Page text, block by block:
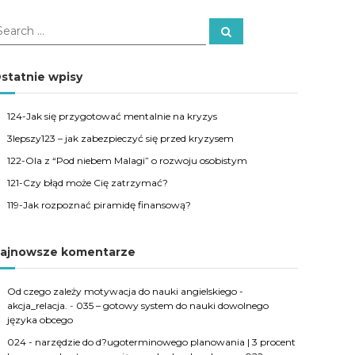
S
wpisy
124-Jak się przygotować mentalnie na kryzys
3lepszy123 – jak zabezpieczyć się przed kryzysem
122-Ola z “Pod niebem Malagi” o rozwoju osobistym
121-Czy błąd może Cię zatrzymać?
119-Jak rozpoznać piramidę finansową?
komentarze
Od czego zależy motywacja do nauki angielskiego -
akcja_relacja. - 035 – gotowy system do nauki dowolnego
języka obcego
024 - narzędzie do d?ugoterminowego planowania | 3 procent